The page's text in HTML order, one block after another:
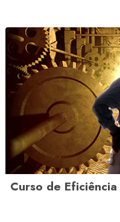
Curso de Eficiência